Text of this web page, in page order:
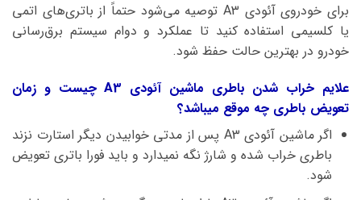
برای خودروی آئودی A3 توصیه می‌شود حتماً از باتری‌های اتمی
یا کلسیمی استفاده کنید تا عملکرد و دوام سیستم برق‌رسانی
خودرو در بهترین حالت حفظ شود.
علایم خراب شدن باطری ماشین آئودی A3 چیست و زمان
تعویض باطری چه موقع میباشد؟
اگر ماشین آئودی A3 پس از مدتی خوابیدن دیگر استارت نزند
باطری خراب شده و شارژ نگه نمیدارد و باید فورا باتری تعویض
شود.